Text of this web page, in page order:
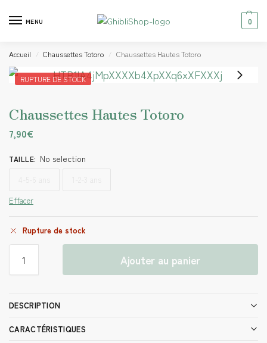
MENU 0
Accueil / Chaussettes Totoro / Chaussettes Hautes Totoro
RUPTURE DE STOCK
Chaussettes Hautes Totoro
7,90€
TAILLE: No selection
Effacer
Rupture de stock
Ajouter au panier
DESCRIPTION
CARACTÉRISTIQUES